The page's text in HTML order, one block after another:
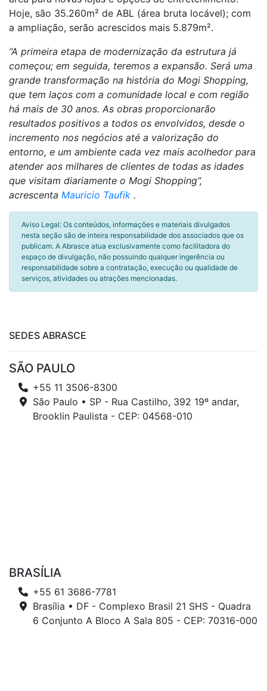
Hoje, são 35.260m² de ABL (área bruta locável); com
a ampliação, serão acrescidos mais 5.879m².
“A primeira etapa de modernização da estrutura já
começou; em seguida, teremos a expansão. Será uma
grande transformação na história do Mogi Shopping,
que tem laços com a comunidade local e com região
há mais de 30 anos. As obras proporcionarão
resultados positivos a todos os envolvidos, desde o
incremento nos negócios até a valorização do
entorno, e um ambiente cada vez mais acolhedor para
atender aos milhares de clientes de todas as idades
que visitam diariamente o Mogi Shopping”,
acrescenta Mauricio Taufik .
Aviso Legal: Os conteúdos, informações e materiais divulgados
nesta seção são de inteira responsabilidade dos associados que os
publicam. A Abrasce atua exclusivamente como facilitadora do
espaço de divulgação, não possuindo qualquer ingerência ou
responsabilidade sobre a contratação, execução ou qualidade de
serviços, atividades ou atrações mencionadas.
SEDES ABRASCE
SÃO PAULO
+55 11 3506-8300
São Paulo • SP - Rua Castilho, 392 19º andar,
Brooklin Paulista - CEP: 04568-010
BRASÍLIA
+55 61 3686-7781
Brasília • DF - Complexo Brasil 21 SHS - Quadra
6 Conjunto A Bloco A Sala 805 - CEP: 70316-000